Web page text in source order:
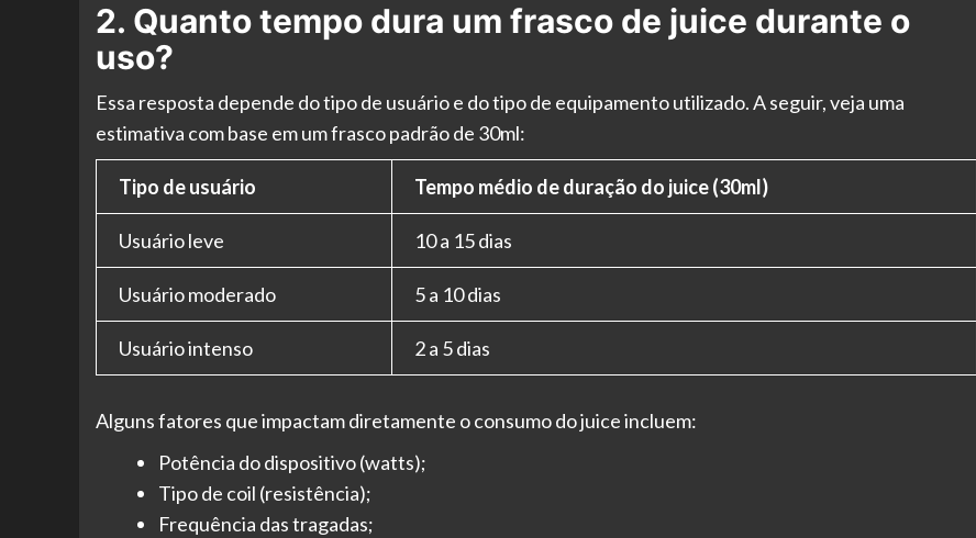
2. Quanto tempo dura um frasco de juice durante o
uso?
Essa resposta depende do tipo de usuário e do tipo de equipamento utilizado. A seguir, veja uma
estimativa com base em um frasco padrão de 30ml:
Tipo de usuário Tempo médio de duração do juice (30ml)
Usuário leve 10 a 15 dias
Usuário moderado 5 a 10 dias
Usuário intenso 2 a 5 dias
Alguns fatores que impactam diretamente o consumo do juice incluem:
Potência do dispositivo (watts);
Tipo de coil (resistência);
Frequência das tragadas;